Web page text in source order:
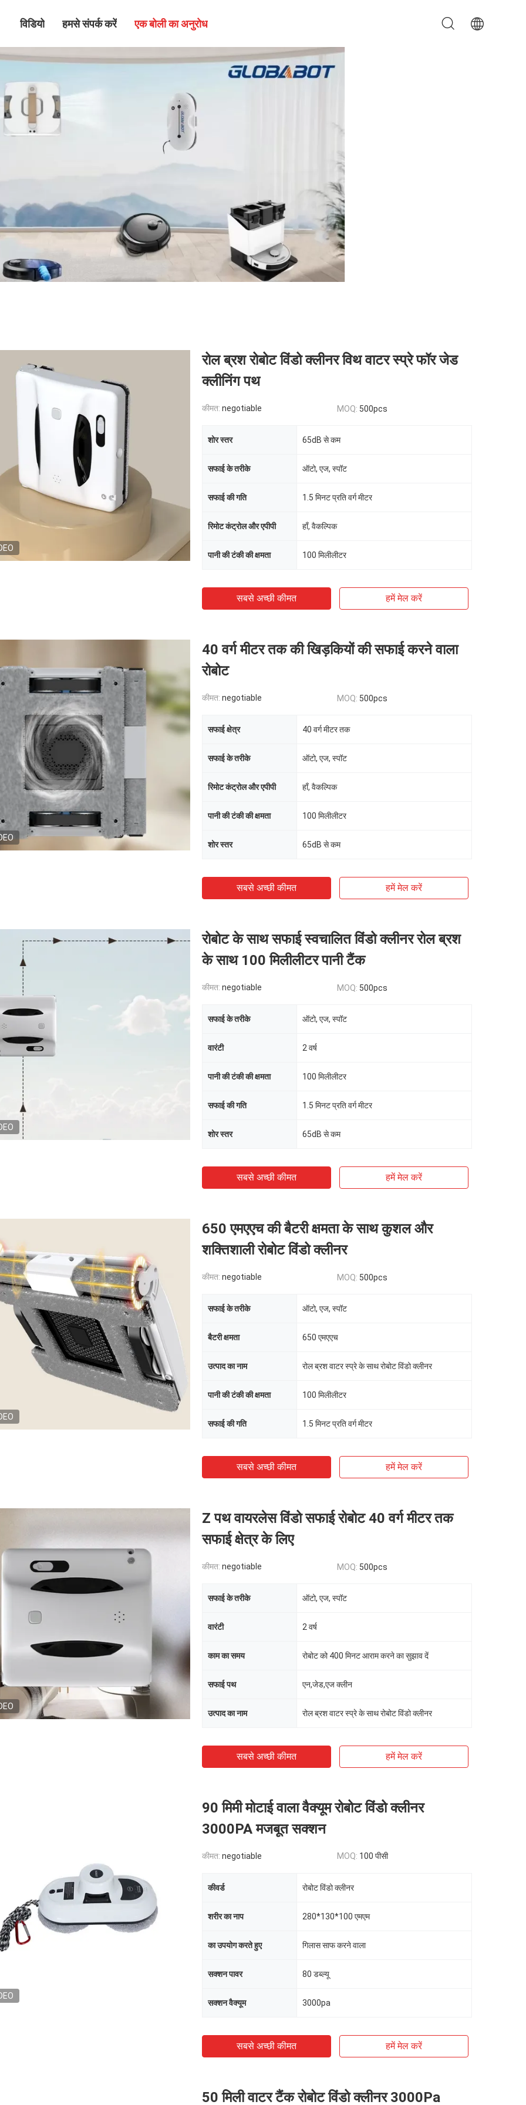
विडियो हमसे संपर्क करें एक बोली का अनुरोध
रोल ब्रश रोबोट विंडो क्लीनर विथ वाटर स्प्रे फॉर जेड
क्लीनिंग पथ
कीमत: negotiable MOQ: 500pcs
शोर स्तर 65dB से कम
सफाई के तरीके ऑटो, एज, स्पॉट
सफाई की गति 1.5 मिनट प्रति वर्ग मीटर
रिमोट कंट्रोल और एपीपी हाँ, वैकल्पिक
पानी की टंकी की क्षमता 100 मिलीलीटर
सबसे अच्छी कीमत हमें मेल करें
40 वर्ग मीटर तक की खिड़कियों की सफाई करने वाला
रोबोट
कीमत: negotiable MOQ: 500pcs
सफाई क्षेत्र 40 वर्ग मीटर तक
सफाई के तरीके ऑटो, एज, स्पॉट
रिमोट कंट्रोल और एपीपी हाँ, वैकल्पिक
पानी की टंकी की क्षमता 100 मिलीलीटर
शोर स्तर 65dB से कम
सबसे अच्छी कीमत हमें मेल करें
रोबोट के साथ सफाई स्वचालित विंडो क्लीनर रोल ब्रश
के साथ 100 मिलीलीटर पानी टैंक
कीमत: negotiable MOQ: 500pcs
सफाई के तरीके ऑटो, एज, स्पॉट
वारंटी 2 वर्ष
पानी की टंकी की क्षमता 100 मिलीलीटर
सफाई की गति 1.5 मिनट प्रति वर्ग मीटर
शोर स्तर 65dB से कम
सबसे अच्छी कीमत हमें मेल करें
650 एमएएच की बैटरी क्षमता के साथ कुशल और
शक्तिशाली रोबोट विंडो क्लीनर
कीमत: negotiable MOQ: 500pcs
सफाई के तरीके ऑटो, एज, स्पॉट
बैटरी क्षमता 650 एमएएच
उत्पाद का नाम रोल ब्रश वाटर स्प्रे के साथ रोबोट विंडो क्लीनर
पानी की टंकी की क्षमता 100 मिलीलीटर
सफाई की गति 1.5 मिनट प्रति वर्ग मीटर
सबसे अच्छी कीमत हमें मेल करें
Z पथ वायरलेस विंडो सफाई रोबोट 40 वर्ग मीटर तक
सफाई क्षेत्र के लिए
कीमत: negotiable MOQ: 500pcs
सफाई के तरीके ऑटो, एज, स्पॉट
वारंटी 2 वर्ष
काम का समय रोबोट को 400 मिनट आराम करने का सुझाव दें
सफाई पथ एन,जेड,एज क्लीन
उत्पाद का नाम रोल ब्रश वाटर स्प्रे के साथ रोबोट विंडो क्लीनर
सबसे अच्छी कीमत हमें मेल करें
90 मिमी मोटाई वाला वैक्यूम रोबोट विंडो क्लीनर
3000PA मजबूत सक्शन
कीमत: negotiable MOQ: 100 पीसी
कीवर्ड रोबोट विंडो क्लीनर
शरीर का नाप 280*130*100 एमएम
का उपयोग करते हुए गिलास साफ करने वाला
सक्शन पावर 80 डब्ल्यू
सक्शन वैक्यूम 3000pa
सबसे अच्छी कीमत हमें मेल करें
50 मिली वाटर टैंक रोबोट विंडो क्लीनर 3000Pa